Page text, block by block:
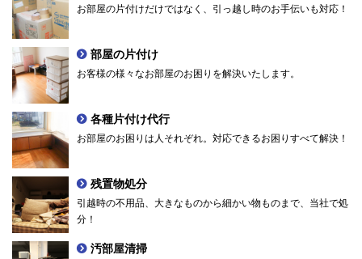
お部屋の片付けだけではなく、引っ越し時のお手伝いも対応！
部屋の片付け
お客様の様々なお部屋のお困りを解決いたします。
各種片付け代行
お部屋のお困りは人それぞれ。対応できるお困りすべて解決！
残置物処分
引越時の不用品、大きなものから細かい物ものまで、当社で処
分！
汚部屋清掃